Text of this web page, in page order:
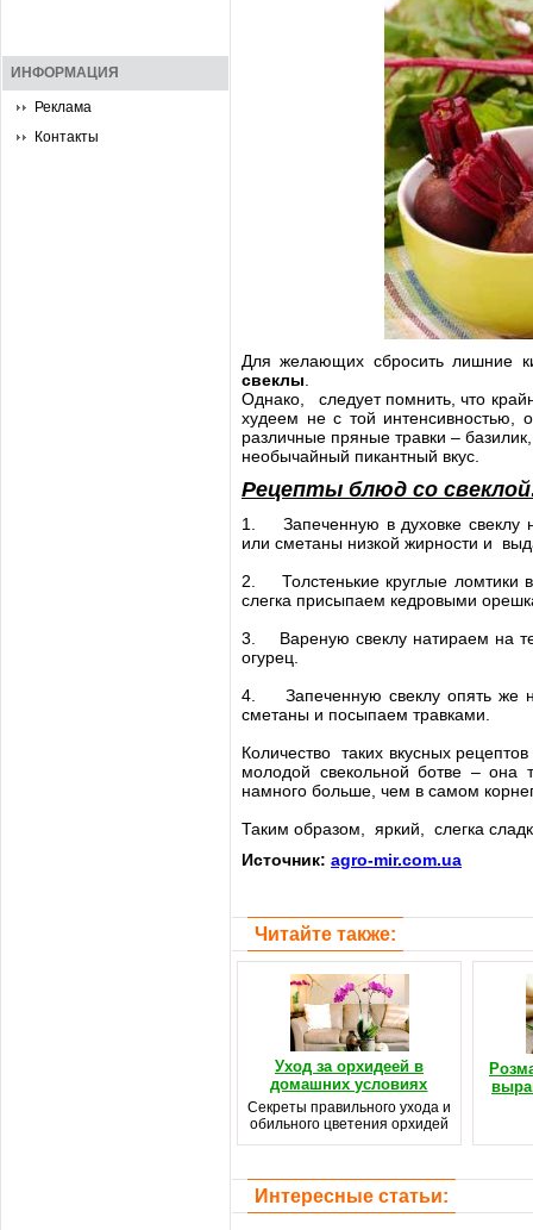
ИНФОРМАЦИЯ
Реклама
Контакты
Для желающих сбросить лишние
свеклы
Однако, следует помнить, что
худеем не с той интенсивностью,
различные пряные травки –
необычайный пикантный вкус.
Рецепты блюд со
1. Запеченную в духовке свеклу
или сметаны низкой жирности и
2. Толстенькие круглые ломтики
слегка присыпаем кедровыми
3. Вареную свеклу натираем на
огурец.
4. Запеченную свеклу опять же
сметаны и посыпаем травками.
Количество таких вкусных
молодой свекольной ботве –
намного больше, чем в самом
Таким образом, яркий, слегка
Источник: agro-mir.com.ua
Читайте также:
Уход за орхидеей в
домашних условиях
Секреты правильного ухода и
обильного цветения орхидей
Интересные статьи: